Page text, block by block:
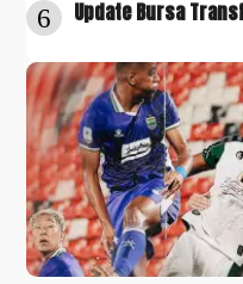
6 Update Bursa